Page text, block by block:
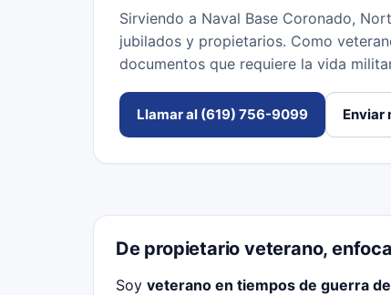
Sirviendo a Naval Base Coronado,
jubilados y propietarios. Como
documentos que requiere la vida
Llamar al (619) 756-9099 Enviar
De propietario veterano,
Soy veterano en tiempos de guerra